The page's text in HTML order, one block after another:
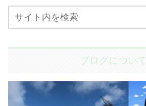
ブログについて